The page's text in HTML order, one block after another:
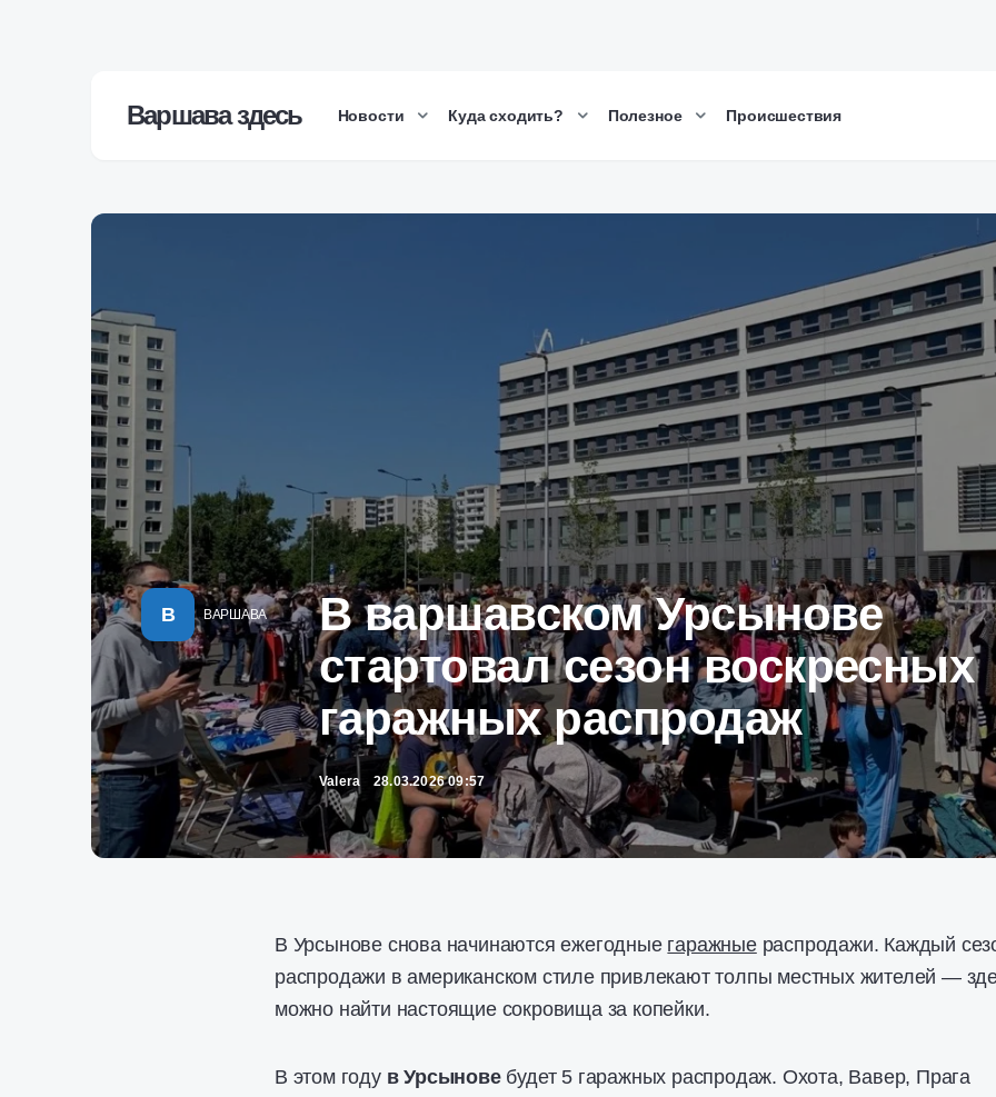
Варшава здесь Новости Куда сходить? Полезное Происшествия
В ВАРШАВА
В варшавском Урсынове
стартовал сезон воскресных
гаражных распродаж
Valera 28.03.2026 09:57
В Урсынове снова начинаются ежегодные гаражныераспродажи. Каждый
распродажи в американском стиле привлекают толпы местных жителей —
можно найти настоящие сокровища за копейки.
В этом году в Урсыновебудет 5 гаражных распродаж. Охота, Вавер, Прага